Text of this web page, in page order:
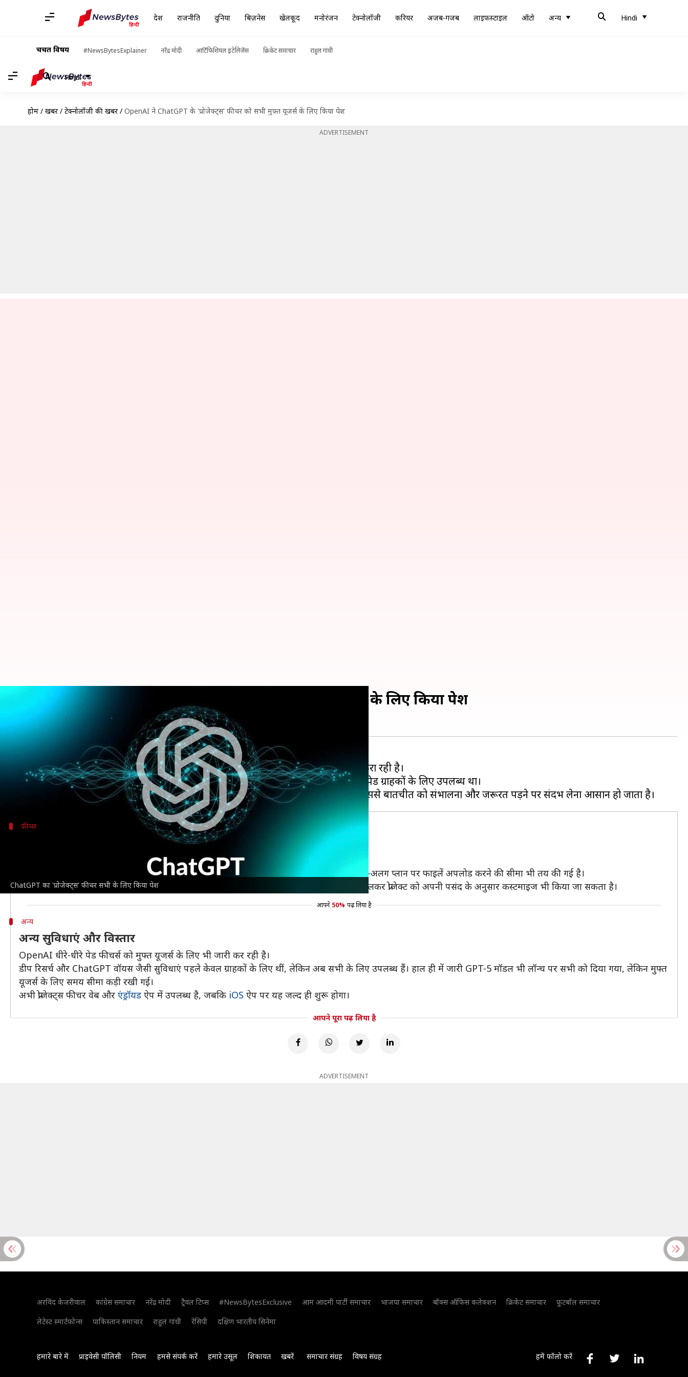
देश राजनीति दुनिया बिज़नेस खेलकूद मनोरंजन टेक्नोलॉजी करियर अजब-गजब लाइफस्टाइल ऑटो अन्य Hindi
चर्चित विषय #NewsBytesExplainer नरेंद्र मोदी आर्टिफिशियल इंटेलिजेंस क्रिकेट समाचार राहुल गांधी
Hindi
होम / खबरें / टेक्नोलॉजी की खबरें / OpenAI ने ChatGPT के 'प्रोजेक्ट्स' फीचर को सभी मुफ्त यूजर्स के लिए किया पेश
ADVERTISEMENT
ChatGPT का 'प्रोजेक्ट्स' फीचर सभी के लिए किया पेश
OpenAI ने ChatGPT के 'प्रोजेक्ट्स' फीचर को सभी मुफ्त यूजर्स के लिए किया पेश
बिश्वजीत कुमार
क्या है खबर?
OpenAIयूजर्स के अनुभव को बेहतर बनाने के लिएChatGPTके कई फीचर्स मुफ्त में उपलब्ध करा रही है।
अब कंपनी ने अपने 'प्रोजेक्ट्स' फीचर को सभी मुफ्त यूजर्स के लिए खोल दिया है। पहले यह केवल पेड ग्राहकों के लिए उपलब्ध था।
फीचर
प्रोजेक्ट्स का काम करने का तरीका
प्रोजेक्ट्स फीचर ChatGPT में खास चैट्स के लिए एक तरह का फोल्डर बनाता है।
इसमें यूजर्स यह तय कर सकते हैं कि AI कैसे जवाब दे और किन फाइलों को संदर्भित कर सके। अब अलग-अलग प्लान पर फाइलें अपलोड करने की सीमा भी तय की गई है।
मुफ्त यूजर्स 5, प्लस ग्राहक 25 और प्रो ग्राहक 40 फाइलें जोड़ सकते हैं। इसके अलावा, रंग और आइकन बदलकर प्रोजेक्ट को अपनी पसंद के अनुसार कस्टमाइज भी किया जा सकता है।
आपने 50% पढ़ लिया है
अन्य
अन्य सुविधाएं और विस्तार
OpenAI धीरे-धीरे पेड फीचर्स को मुफ्त यूजर्स के लिए भी जारी कर रही है।
डीप रिसर्च और ChatGPT वॉयस जैसी सुविधाएं पहले केवल ग्राहकों के लिए थीं, लेकिन अब सभी के लिए उपलब्ध हैं। हाल ही में जारी GPT-5 मॉडल भी लॉन्च पर सभी को दिया गया, लेकिन मुफ्त
यूजर्स के लिए समय सीमा कड़ी रखी गई।
अभी प्रोजेक्ट्स फीचर वेब और एंड्रॉयड ऐप में उपलब्ध है, जबकि iOS ऐप पर यह जल्द ही शुरू होगा।
आपने पूरा पढ़ लिया है
ADVERTISEMENT
अरविंद केजरीवाल कांग्रेस समाचार नरेंद्र मोदी ट्रैवल टिप्स #NewsBytesExclusive आम आदमी पार्टी समाचार भाजपा समाचार बॉक्स ऑफिस कलेक्शन क्रिकेट समाचार
फुटबॉल समाचार
लेटेस्ट स्मार्टफोन्स
पाकिस्तान समाचार राहुल गांधी रेसिपी दक्षिण भारतीय सिनेमा
हमारे बारे में प्राइवेसी पॉलिसी नियम हमसे संपर्क करें हमारे उसूल शिकायत खबरें समाचार संग्रह विषय संग्रह हमें फॉलो करें